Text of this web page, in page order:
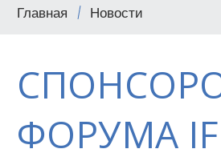
Главная Новости
ФОРУМА